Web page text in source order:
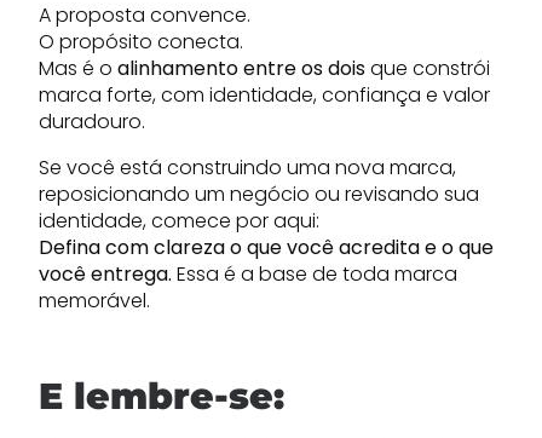
A proposta convence.
O propósito conecta.
Mas é o alinhamento entre os doisque constrói
marca forte, com identidade, confiança e valor
duradouro.
Se você está construindo uma nova marca,
reposicionando um negócio ou revisando sua
identidade, comece por aqui:
Defina com clareza o que você acredita e o que
você entrega. Essa é a base de toda marca
memorável.
E lembre-se: